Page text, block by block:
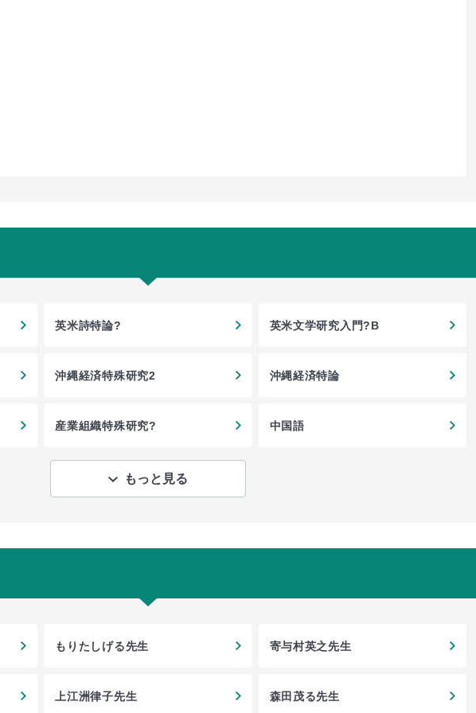
英米詩特論? 英米文学研究入門?B
沖縄経済特殊研究2 沖縄経済特論
産業組織特殊研究? 中国語
もっと見る
もりたしげる先生 寄与村英之先生
上江洲律子先生 森田茂る先生